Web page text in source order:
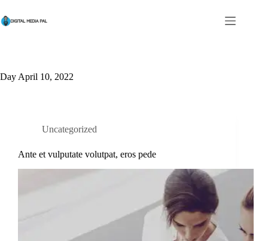
to
content
Day April 10, 2022
Uncategorized
Ante et vulputate volutpat, eros pede